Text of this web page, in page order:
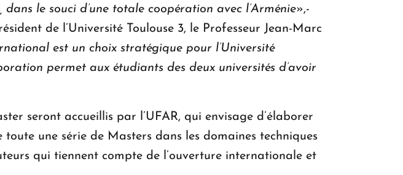
le souci d’une totale coopération avec l’Arménie»,-
de l’Université Toulouse 3, le Professeur Jean-Marc
est un choix stratégique pour l’Université
permet aux étudiants des deux universités d’avoir
seront accueillis par l’UFAR, qui envisage d’élaborer
une série de Masters dans les domaines techniques
qui tiennent compte de l’ouverture internationale et